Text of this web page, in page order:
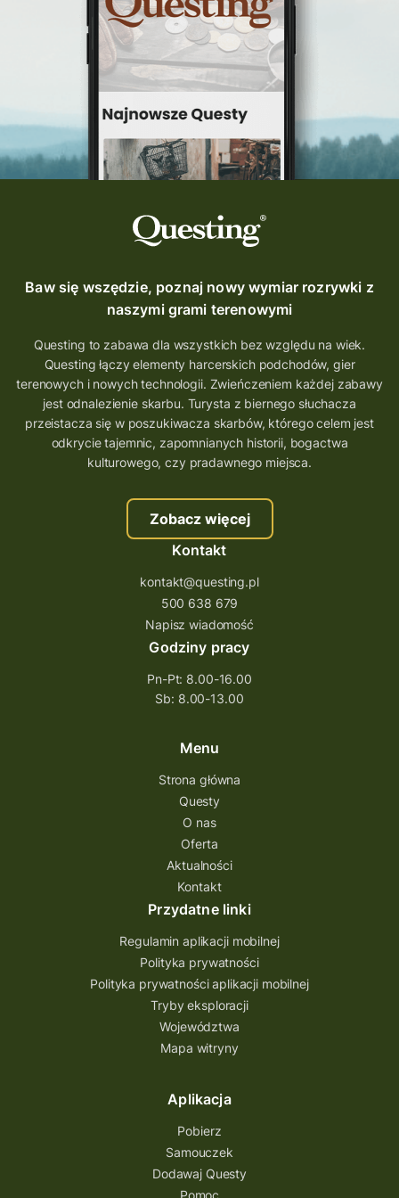
Questing Świętokrzyskie
questing śląskie
Quest Szlak Przygody
przygoda
nowy quest
najlepsze questy
wycieczki
turystyka przygodowa
Szlak Przygody
szkolenie
szkło
scieżka questingowa
questy w Polsce
questujznami
QUESTOMANIA
questing.pl
Quest Koziołek Matołek
gra miejska
co zobaczyć na Śląsku
aplikacja questy
aplikacja gry terenowe
wielkopolskie questy
wakacje z questami
trenerzy questingu
szkolenie tworzenie questów
szkolenie questing
Stefan Żeromski
ścieżka
Rzeszów
questy świętokrzyskie
questujwpolsce
questuj z nami
questingwyprawa po skarb
questingowy projekt współpracy
questing wielkopolska
Questing Przecławski
Questing Łódzkie
questing gry terenowe
Quest Świętokrzyskie
quest na szlaku Przygody
Quest Bolestraszyce
Quest Arboretum
Przecław Quest
projekt
Pogórze Dynowskie
Partnerstwo Questingu
Park Etnograficzny w Tokarni
Park Etnograficzny
natura
mazowieckie
Hutniczy Ostrowiec
gry terenowe
gry edukacyjne
Baw się wszędzie, poznaj nowy wymiar rozrywki z
naszymi grami terenowymi
Questing to zabawa dla wszystkich bez względu na wiek.
Questing łączy elementy harcerskich podchodów, gier
terenowych i nowych technologii. Zwieńczeniem każdej zabawy
jest odnalezienie skarbu. Turysta z biernego słuchacza
przeistacza się w poszukiwacza skarbów, którego celem jest
odkrycie tajemnic, zapomnianych historii, bogactwa
kulturowego, czy pradawnego miejsca.
Zobacz więcej
Kontakt
kontakt@questing.pl
500 638 679
Napisz wiadomość
Godziny pracy
Pn-Pt: 8.00-16.00
Sb: 8.00-13.00
Menu
Strona główna
Questy
O nas
Oferta
Aktualności
Kontakt
Przydatne linki
Regulamin aplikacji mobilnej
Polityka prywatności
Polityka prywatności aplikacji mobilnej
Tryby eksploracji
Województwa
Mapa witryny
Aplikacja
Pobierz
Samouczek
Dodawaj Questy